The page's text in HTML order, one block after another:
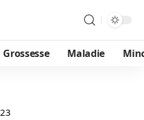
Grossesse Maladie